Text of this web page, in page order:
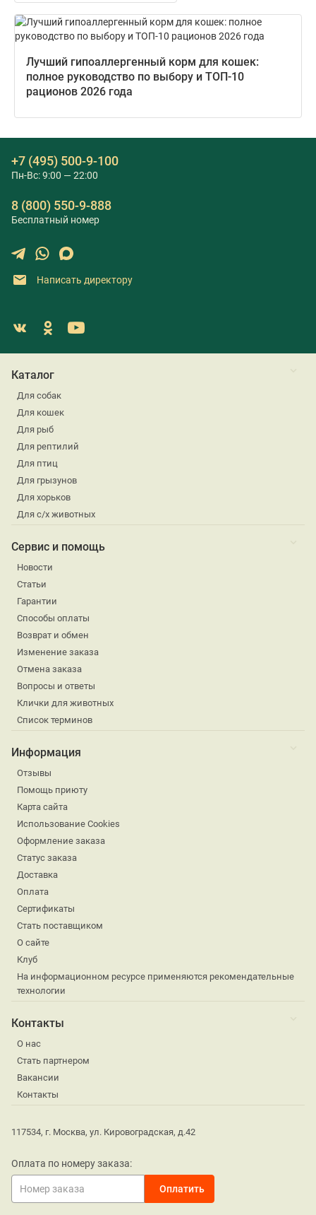
Лучший гипоаллергенный корм для кошек:
полное руководство по выбору и ТОП-10
рационов 2026 года
+7 (495) 500-9-100
Пн-Вс: 9:00 — 22:00
8 (800) 550-9-888
Бесплатный номер
Написать директору
Каталог
Для собак
Для кошек
Для рыб
Для рептилий
Для птиц
Для грызунов
Для хорьков
Для с/х животных
Сервис и помощь
Новости
Статьи
Гарантии
Способы оплаты
Возврат и обмен
Изменение заказа
Отмена заказа
Вопросы и ответы
Клички для животных
Список терминов
Информация
Отзывы
Помощь приюту
Карта сайта
Использование Cookies
Оформление заказа
Статус заказа
Доставка
Оплата
Сертификаты
Стать поставщиком
О сайте
Клуб
На информационном ресурсе применяются рекомендательные
технологии
Контакты
О нас
Стать партнером
Вакансии
Контакты
117534, г. Москва, ул. Кировоградская, д.42
Оплата по номеру заказа: